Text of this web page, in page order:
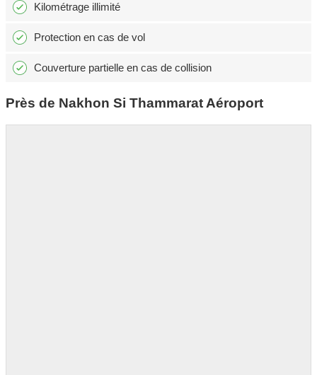
Kilométrage illimité
Protection en cas de vol
Couverture partielle en cas de collision
Près de Nakhon Si Thammarat Aéroport